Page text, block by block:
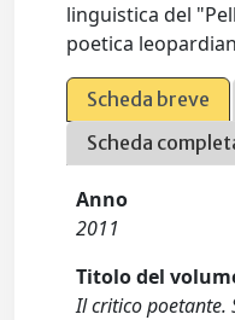
linguistica del
poetica
Scheda breve
Scheda
Anno
2011
Titolo del
Il critico poetante.